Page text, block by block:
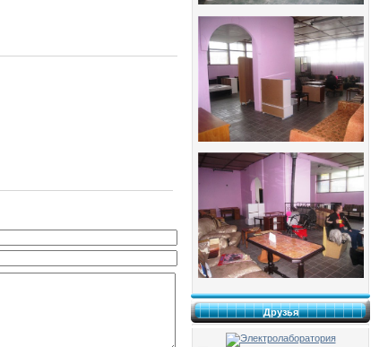
Друзья